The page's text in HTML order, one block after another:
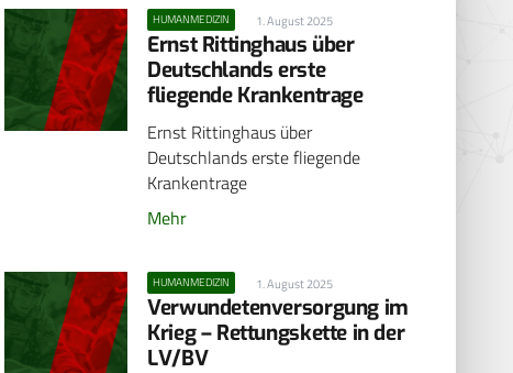
HUMANMEDIZIN 1. August 2025
Ernst Rittinghaus über
Deutschlands erste
fliegende Krankentrage
Ernst Rittinghaus über
Deutschlands erste fliegende
Krankentrage
Mehr
HUMANMEDIZIN 1. August 2025
Verwundetenversorgung im
Krieg – Rettungskette in der
LV/BV